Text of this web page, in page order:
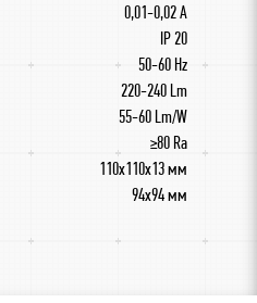
0,01-0,02 А
IP 20
50-60 Hz
220-240 Lm
55-60 Lm/W
≥80 Ra
110x110x13 мм
94х94 мм